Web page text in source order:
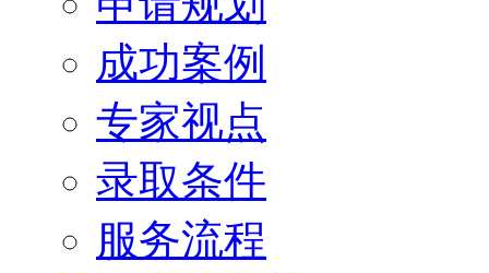
成功案例
专家视点
录取条件
服务流程